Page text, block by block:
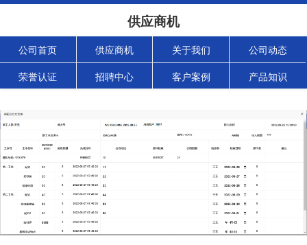
供应商机
公司首页 供应商机 关于我们 公司动态
荣誉认证 招聘中心 客户案例 产品知识